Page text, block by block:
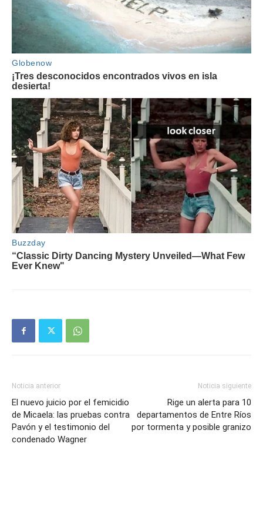
Noticia anterior
El nuevo juicio por el femicidio
de Micaela: las pruebas contra
Pavón y el testimonio del
condenado Wagner
Noticia siguiente
Rige un alerta para 10
departamentos de Entre Ríos
por tormenta y posible granizo